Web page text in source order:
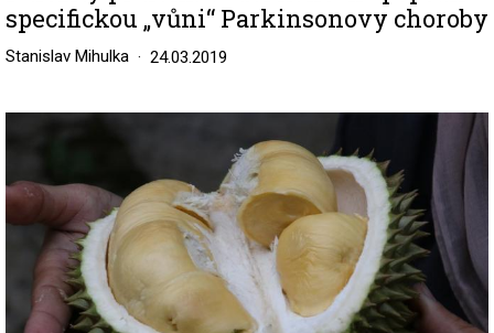
specifickou „vůni“ Parkinsonovy choroby
Stanislav Mihulka 24.03.2019